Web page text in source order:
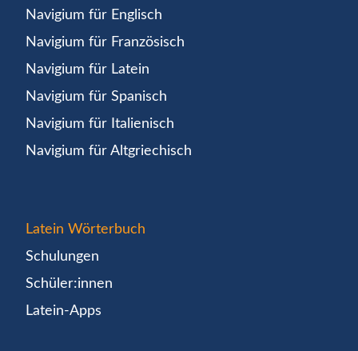
Navigium für Englisch
Navigium für Französisch
Navigium für Latein
Navigium für Spanisch
Navigium für Italienisch
Navigium für Altgriechisch
Latein Wörterbuch
Schulungen
Schüler:innen
Latein-Apps